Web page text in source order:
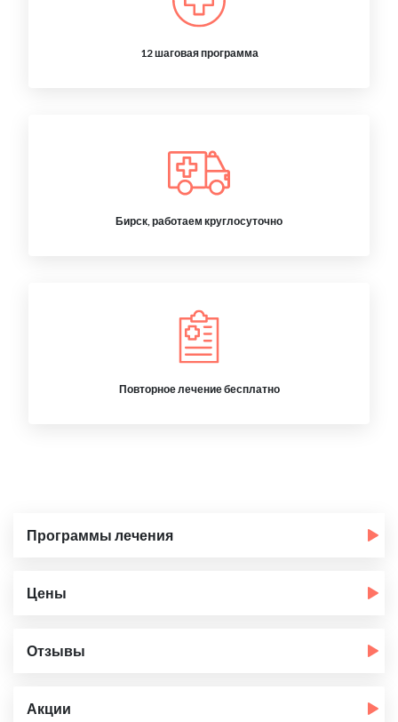
12 шаговая программа
Бирск, работаем круглосуточно
Повторное лечение бесплатно
Программы лечения
Цены
Отзывы
Акции